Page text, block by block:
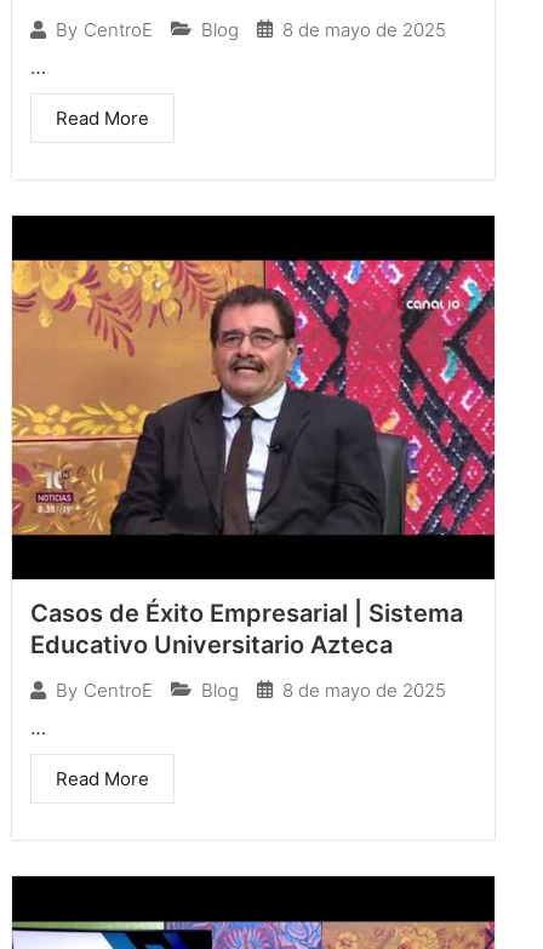
By CentroE Blog 8 de mayo de 2025
…
Read More
Casos de Éxito Empresarial | Sistema
Educativo Universitario Azteca
By CentroE Blog 8 de mayo de 2025
…
Read More